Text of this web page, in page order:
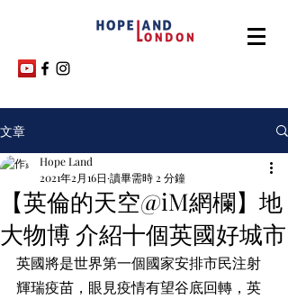
文章
【英倫的天空@iM網欄】地
大物博 介紹十個英國好城市
Hope Land
2021年2月16日 讀畢需時 2 分鐘
英國將是世界第一個國家安排市民注射
輝瑞疫苗，眼見疫情有望谷底回轉，英